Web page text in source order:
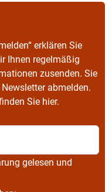
erklären Sie
Ihnen regelmäßig
zusenden. Sie
abmelden.
Sie hier.
gelesen und